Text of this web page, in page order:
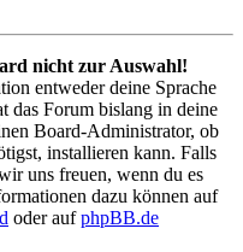
nicht zur Auswahl!
entweder deine Sprache
das Forum bislang in deine
Board-Administrator, ob
installieren kann. Falls
uns freuen, wenn du es
dazu können auf
oder aufphpBB.de